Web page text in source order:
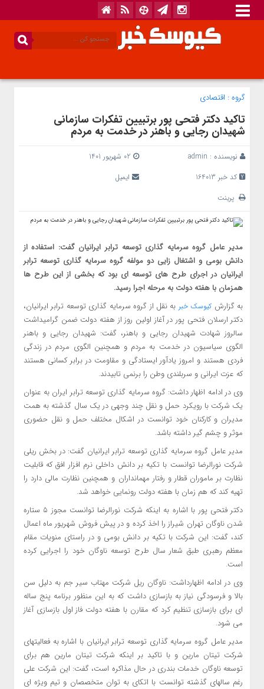
گروه : اقتصادی
تاکید دکتر فتحی پور برتبیین تفکرات سازمانی
شهیدان رجایی و باهنر در خدمت به مردم
نویسنده : admin
کد خبر 164013
ایمیل
پرینت
مدیر عامل گروه سرمایه گذاری توسعه ترابر ایرانیان گفت: استفاده از
دانش بومی و اشتغال زایی دو مولفه گروه سرمایه گذاری توسعه ترابر
ایرانیان در اجرای طرح های توسعه ای بود که بخشی از این طرح ها
همزمان با هفته دولت به مرحله اجرا رسید.
به گزارش کیوسک خبر به نقل از گروه سرمایه گذاری توسعه ترابر ایرانیان،
دکتر ارسلان فتحی پور در آغاز اولین روز از هفته دولت ضمن گرامیداشت
سالروز شهادت شهیدان رجایی و باهنر، گفت: شهیدان رجایی و باهنر
الگوی سیاسیون در خدمت به مردم و همچنین الگوی مردم در زندگی
فردی هستند و امروز یادآور ایستادگی و مقاومت در برابر کسانی هستند
که عزت ایرانی و سربلندی وطن را برنمی تابیدند.
وی در ادامه اظهار داشت: گروه سرمایه گذاری توسعه ترابر ایران به عنوان
یک شرکت با رویکرد حمل و نقل چند وجهی در یک سال گذشته به همت
مدیران و کارکنان خود توانست در اشکال مختلف حمل و نقل حضوری
موثر و چشم گیر داشته باشد.
مدیر عامل گروه سرمایه گذاری توسعه ترابر ایرانیان گفت: در بخش ریلی
شرکت نورالرضا توانست با تکیه بر دانش داخلی نرم افزار افق که قابلیت
نظارت بر ماموران قطار و رفتار مهمانداران و همچنین نظارت مالی دارد را
تهیه کند که هم زمان با هفته دولت رونمایی خواهد شد.
دکتر فتحی پور با اشاره به اینکه شرکت نورالرضا توانست مجوز ۵ ستاره
شدن ناوگان تهران شیراز را اخذ کرده و در پیش فروش شهریور ماه اعمال
کند، گفت: این شرکت با تکیه بر دانش بومی و در راستای منویات مقام
معظم رهبری طبق شعار سال طرح توسعه ناوگان خود را اجرایی کرده
است.
وی در ادامه اظهارداشت: ناوگان ریل شرکت مهتاب سیر جم به دلیل سن
بالا و فرسودگی نیاز به بازسازی داشت که به این منظور برنامه پنج ساله
ای برای بازسازی تنظیم کرد که مقارن با هفته دولت فاز اول بازسازی آغاز
می شود.
مدیر عامل گروه سرمایه گذاری توسعه ترابر ایرانیان با اشاره به فعالیتهای
شرکت تیتان مارین و با تاکید بر اینکه شرکت تیتان مارین هم برای
توسعه ناوگان خدمات بندری در حال مذاکره است، گفت: این شرکت علی
رغم سالهای گذشته توانست با اتکای به توان متخصصان و تیم ویژه ای